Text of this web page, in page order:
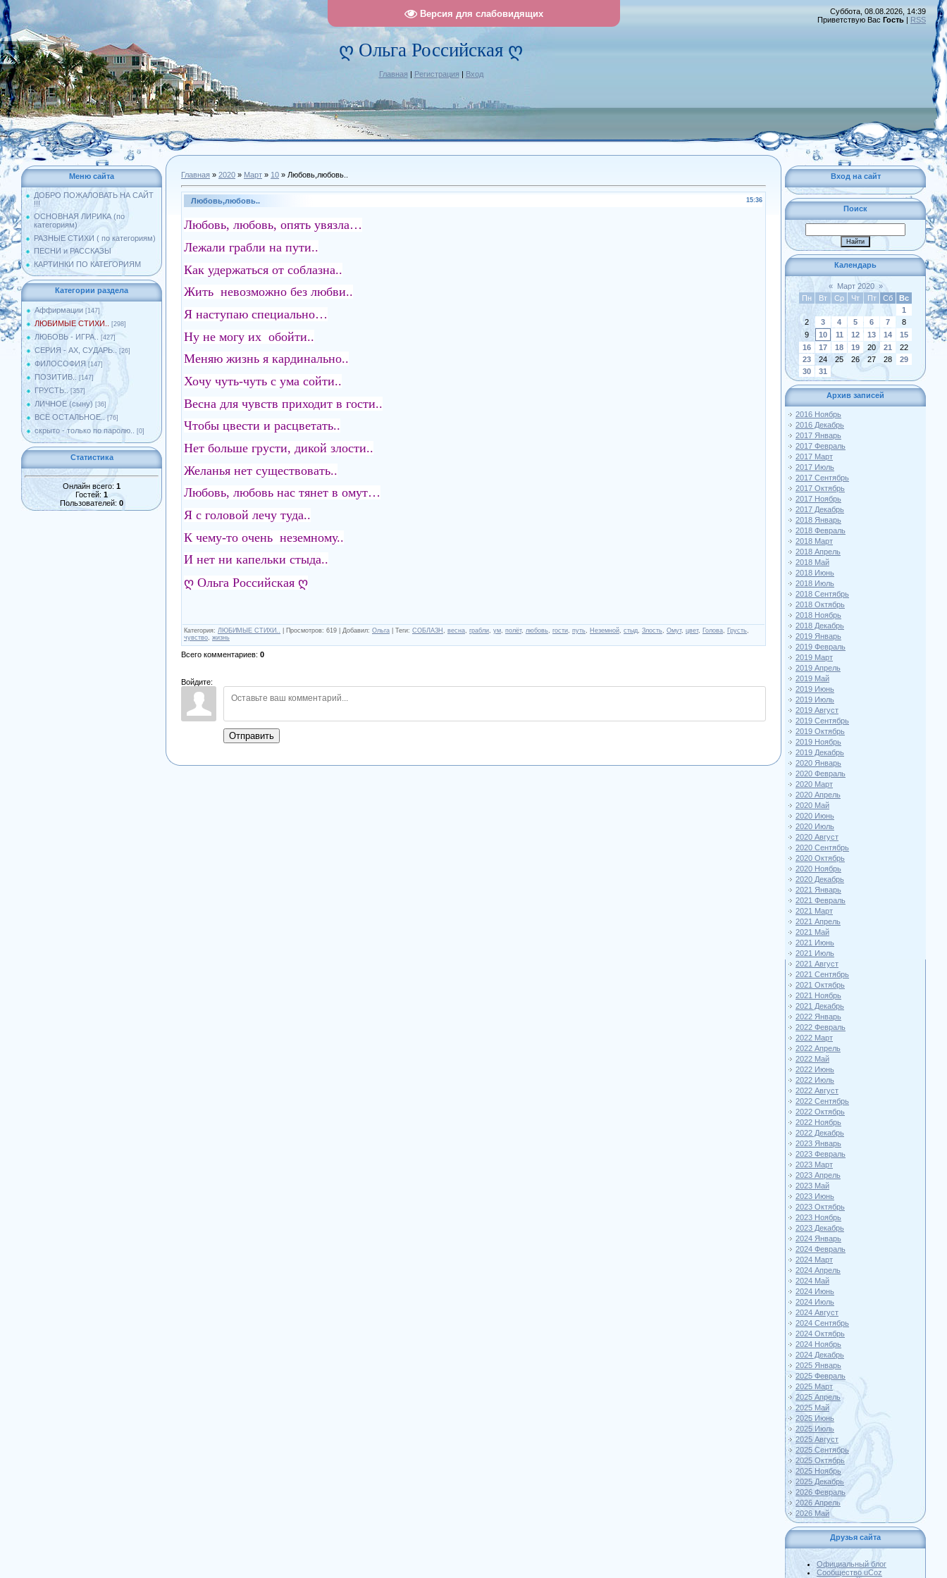
Версия для слабовидящих
ღ Ольга Российская ღ
Главная | Регистрация | Вход
Суббота, 08.08.2026, 14:39
Приветствую Вас Гость | RSS
Меню сайта
ДОБРО ПОЖАЛОВАТЬ НА САЙТ
!!!
ОСНОВНАЯ ЛИРИКА (по
категориям)
РАЗНЫЕ СТИХИ ( по категориям)
ПЕСНИ и РАССКАЗЫ
КАРТИНКИ ПО КАТЕГОРИЯМ
Категории раздела
Аффирмации [147]
ЛЮБИМЫЕ СТИХИ.. [298]
ЛЮБОВЬ - ИГРА.. [427]
СЕРИЯ - АХ, СУДАРЬ.. [26]
ФИЛОСОФИЯ [147]
ПОЗИТИВ.. [147]
ГРУСТЬ.. [357]
ЛИЧНОЕ (сыну) [36]
ВСЁ ОСТАЛЬНОЕ.. [76]
скрыто - только по паролю.. [0]
Статистика
Онлайн всего: 1
Гостей: 1
Пользователей: 0
Главная » 2020 » Март » 10 » Любовь,любовь..
15:36
Любовь,любовь..
Любовь, любовь, опять увязла…
Лежали грабли на пути..
Как удержаться от соблазна..
Жить невозможно без любви..
Я наступаю специально…
Ну не могу их обойти..
Меняю жизнь я кардинально..
Хочу чуть-чуть с ума сойти..
Весна для чувств приходит в гости..
Чтобы цвести и расцветать..
Нет больше грусти, дикой злости..
Желанья нет существовать..
Любовь, любовь нас тянет в омут…
Я с головой лечу туда..
К чему-то очень неземному..
И нет ни капельки стыда..
ღ Ольга Российская ღ
Категория: ЛЮБИМЫЕ СТИХИ.. Просмотров: 619 Добавил: Ольга Теги: СОБЛАЗН весна грабли ум полёт, любовь гости путь Неземной стыд Злость Омут, цвет, Голова Грусть
чувство жизнь
Всего комментариев: 0
Войдите:
Отправить
Вход на сайт
Поиск
Календарь
« Март 2020 »
Пн
Вт Ср Чт Пт Сб
Вс
1
2
3 4 5 6 7
8
9
10 11 12 13 14
15
16
17 18 19 20 21
22
23
24 25 26 27 28
29
30
31
Архив записей
2016 Ноябрь
2016 Декабрь
2017 Январь
2017 Февраль
2017 Март
2017 Июль
2017 Сентябрь
2017 Октябрь
2017 Ноябрь
2017 Декабрь
2018 Январь
2018 Февраль
2018 Март
2018 Апрель
2018 Май
2018 Июнь
2018 Июль
2018 Сентябрь
2018 Октябрь
2018 Ноябрь
2018 Декабрь
2019 Январь
2019 Февраль
2019 Март
2019 Апрель
2019 Май
2019 Июнь
2019 Июль
2019 Август
2019 Сентябрь
2019 Октябрь
2019 Ноябрь
2019 Декабрь
2020 Январь
2020 Февраль
2020 Март
2020 Апрель
2020 Май
2020 Июнь
2020 Июль
2020 Август
2020 Сентябрь
2020 Октябрь
2020 Ноябрь
2020 Декабрь
2021 Январь
2021 Февраль
2021 Март
2021 Апрель
2021 Май
2021 Июнь
2021 Июль
2021 Август
2021 Сентябрь
2021 Октябрь
2021 Ноябрь
2021 Декабрь
2022 Январь
2022 Февраль
2022 Март
2022 Апрель
2022 Май
2022 Июнь
2022 Июль
2022 Август
2022 Сентябрь
2022 Октябрь
2022 Ноябрь
2022 Декабрь
2023 Январь
2023 Февраль
2023 Март
2023 Апрель
2023 Май
2023 Июнь
2023 Октябрь
2023 Ноябрь
2023 Декабрь
2024 Январь
2024 Февраль
2024 Март
2024 Апрель
2024 Май
2024 Июнь
2024 Июль
2024 Август
2024 Сентябрь
2024 Октябрь
2024 Ноябрь
2024 Декабрь
2025 Январь
2025 Февраль
2025 Март
2025 Апрель
2025 Май
2025 Июнь
2025 Июль
2025 Август
2025 Сентябрь
2025 Октябрь
2025 Ноябрь
2025 Декабрь
2026 Февраль
2026 Апрель
2026 Май
Друзья сайта
Официальный блог
Сообщество uCoz